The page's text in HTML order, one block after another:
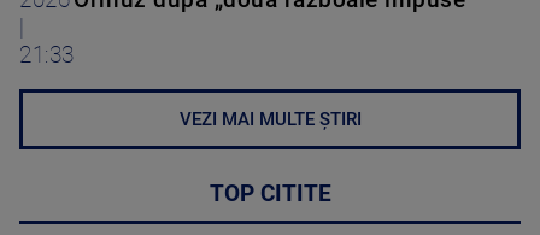
21:33
VEZI MAI MULTE ȘTIRI
TOP CITITE